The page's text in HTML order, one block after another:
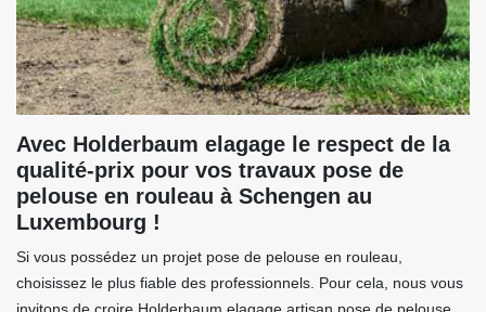
Avec Holderbaum elagage le respect de la
qualité-prix pour vos travaux pose de
pelouse en rouleau à Schengen au
Luxembourg !
Si vous possédez un projet pose de pelouse en rouleau,
choisissez le plus fiable des professionnels. Pour cela, nous vous